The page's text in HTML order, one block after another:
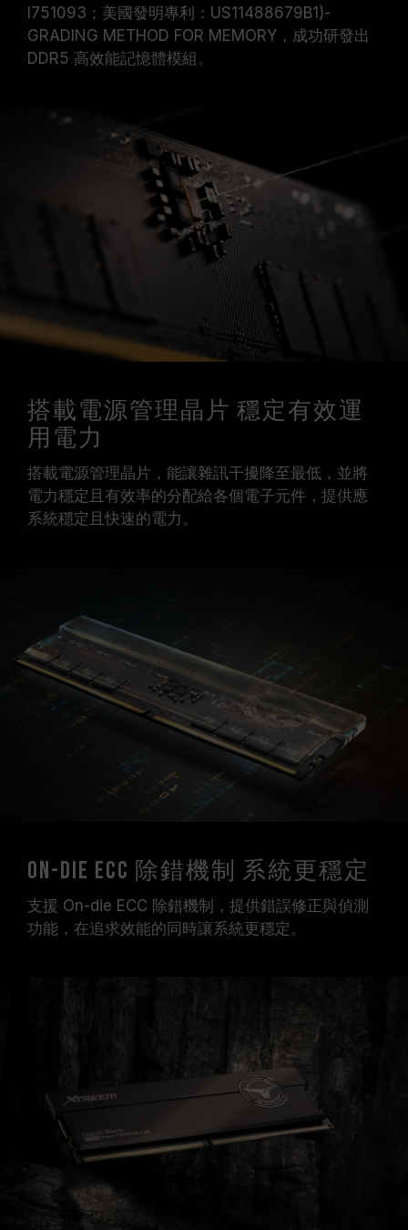
I751093；美國發明專利：US11488679B1)-
GRADING METHOD FOR MEMORY，成功研發出
DDR5 高效能記憶體模組。
搭載電源管理晶片 穩定有效運
用電力
搭載電源管理晶片，能讓雜訊干擾降至最低，並將
電力穩定且有效率的分配給各個電子元件，提供應
系統穩定且快速的電力。
On-Die ECC 除錯機制 系統更穩定
支援 On-die ECC 除錯機制，提供錯誤修正與偵測
功能，在追求效能的同時讓系統更穩定。